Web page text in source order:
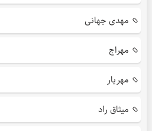
مهدی جهانی
مهراج
مهریار
میثاق راد